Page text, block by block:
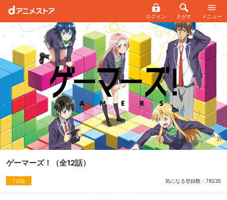
ログイン さがす メニュー
ゲーマーズ！ （全12話）
720p 気になる登録数： 78235